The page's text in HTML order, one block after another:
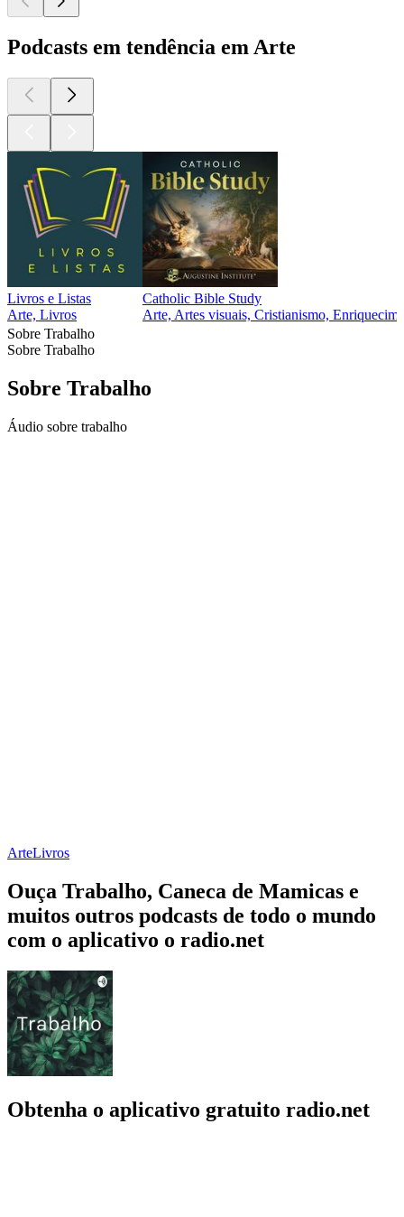
Podcasts em tendência em Arte
Livros e Listas
Arte, Livros
Catholic Bible Study
Arte, Artes visuais, Cristianismo,
Sobre Trabalho
Sobre Trabalho
Sobre Trabalho
Áudio sobre trabalho
ArteLivros
Ouça Trabalho, Caneca de Mamicas e
muitos outros podcasts de todo o mundo
com o aplicativo o radio.net
Obtenha o aplicativo gratuito radio.net